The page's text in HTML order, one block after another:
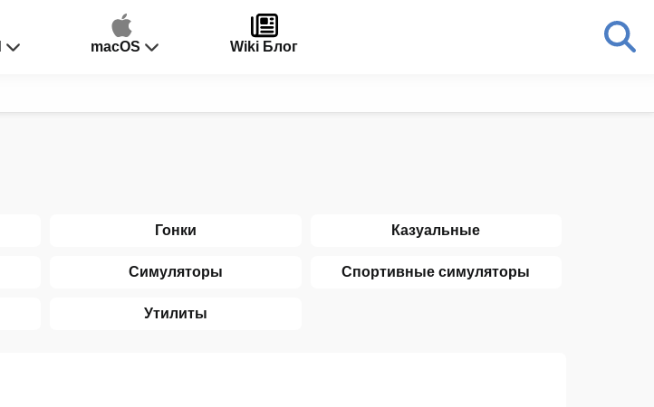
macOS Wiki Блог
Гонки Казуальные
Симуляторы Спортивные симуляторы
Утилиты